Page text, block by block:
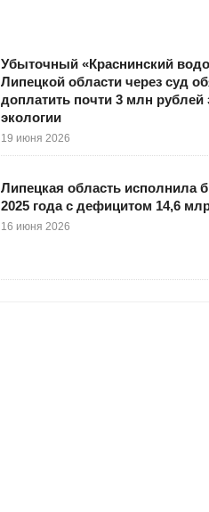
Убыточный «Краснинский
Липецкой области через суд
доплатить почти 3 млн рублей
экологии
19 июня 2026
Липецкая область исполнила
2025 года с дефицитом 14,6
16 июня 2026